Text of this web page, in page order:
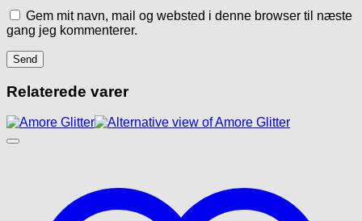
Gem mit navn, mail og websted i denne browser til næste
gang jeg kommenterer.
Relaterede varer